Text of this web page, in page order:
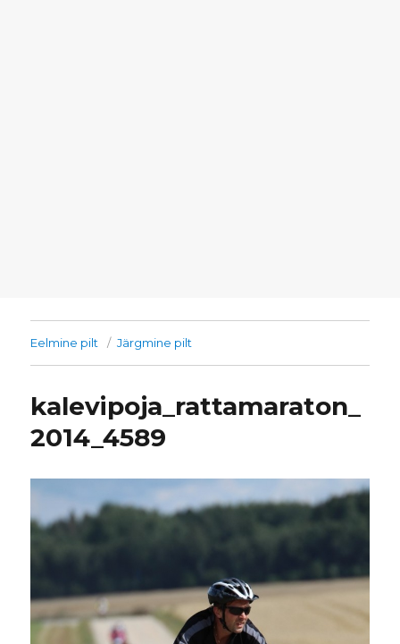
Eelmine pilt Järgmine pilt
kalevipoja_rattamaraton_
2014_4589